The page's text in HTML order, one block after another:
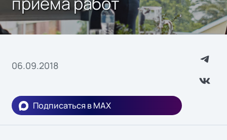
06.09.2018
Подписаться в MAX